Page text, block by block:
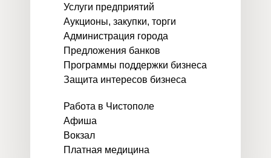
Услуги предприятий
Аукционы, закупки, торги
Администрация города
Предложения банков
Программы поддержки бизнеса
Защита интересов бизнеса
Работа в Чистополе
Афиша
Вокзал
Платная медицина